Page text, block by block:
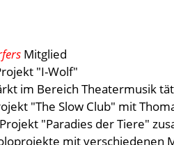
Mitglied
"I-Wolf"
im Bereich Theatermusik
"The Slow Club" mit
"Paradies der Tiere"
mit verschiedenen